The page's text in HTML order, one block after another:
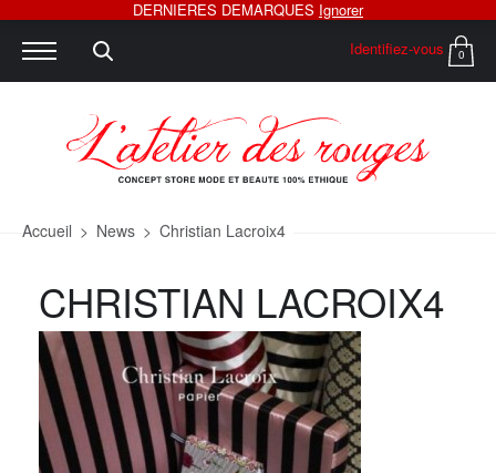
Identifiez-vous 0
Accueil > News > Christian Lacroix4
CHRISTIAN LACROIX4
DERNIERES DEMARQUES Ignorer